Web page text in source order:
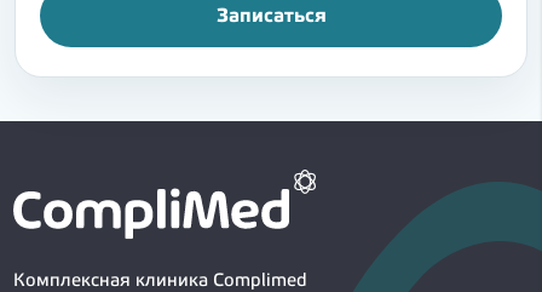
Записаться
Комплексная клиника Complimed